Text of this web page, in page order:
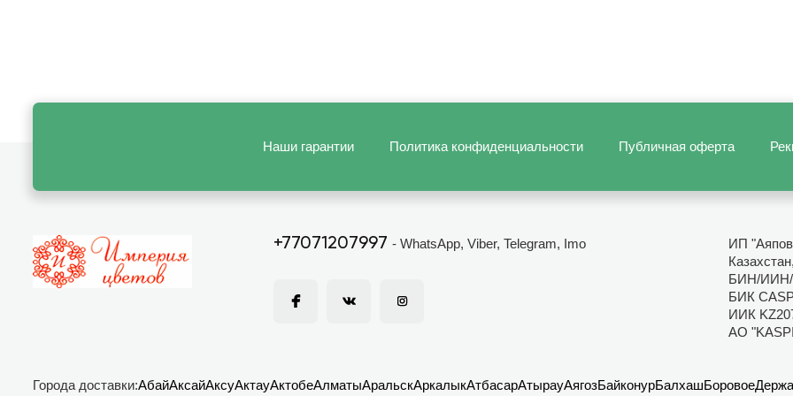
Наши гарантии Политика конфиденциальности Публичная оферта
+77071207997 - WhatsApp, Viber, Telegram, Imo
ИП
Казахстан,
БИН/ИИН/
БИК
ИИК
АО
Города доставки:АбайАксайАксуАктауАктобеАлматыАральскАркалыкАтбасарАтырауАягозБайконурБалхашБоровое